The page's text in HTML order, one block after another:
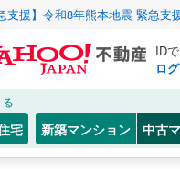
支援】令和8年熊本地震 緊急
ID
ロ
宅 新築マンション 中古